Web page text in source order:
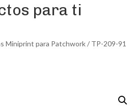
para ti
Miniprint para Patchwork/ TP-209-91